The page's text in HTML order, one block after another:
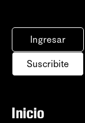
Ingresar
Suscribite
Inicio